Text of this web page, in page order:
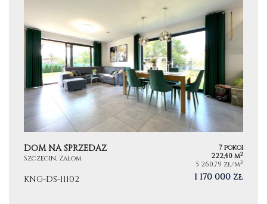
DOM NA SPRZEDAŻ
Szczecin, Załom
7 pokoi
222,40 m2
5 260,79 zł/m2
KNG-DS-11102 1 170 000 zł